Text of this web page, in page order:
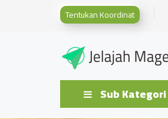
Tentukan Koordinat
Sub Kategori